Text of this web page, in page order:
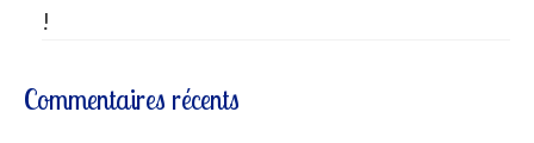
!
Commentaires récents